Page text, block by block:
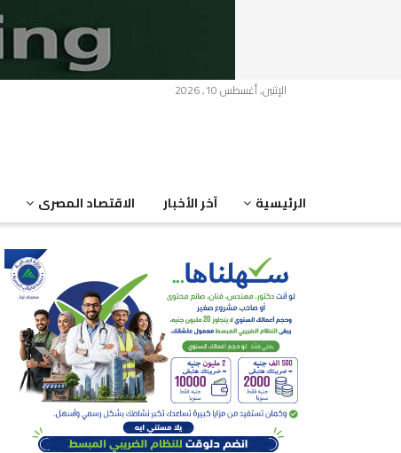
الإثنين, أغسطس 10, 2026
الرئيسية آخر الأخبار الاقتصاد المصرى